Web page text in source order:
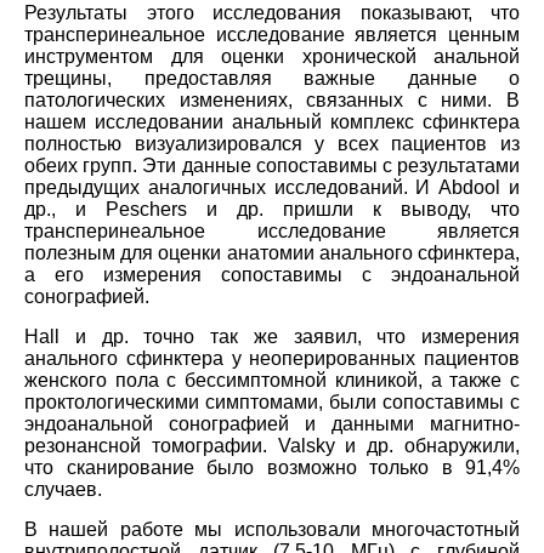
Результаты этого исследования показывают, что
трансперинеальное исследование является ценным
инструментом для оценки хронической анальной
трещины, предоставляя важные данные о
патологических изменениях, связанных с ними. В
нашем исследовании анальный комплекс сфинктера
полностью визуализировался у всех пациентов из
обеих групп. Эти данные сопоставимы с результатами
предыдущих аналогичных исследований. И Abdool и
др., и Peschers и др. пришли к выводу, что
трансперинеальное исследование является
полезным для оценки анатомии анального сфинктера,
а его измерения сопоставимы с эндоанальной
сонографией.
Hall и др. точно так же заявил, что измерения
анального сфинктера у неоперированных пациентов
женского пола с бессимптомной клиникой, а также с
проктологическими симптомами, были сопоставимы с
эндоанальной сонографией и данными магнитно-
резонансной томографии. Valsky и др. обнаружили,
что сканирование было возможно только в 91,4%
случаев.
В нашей работе мы использовали многочастотный